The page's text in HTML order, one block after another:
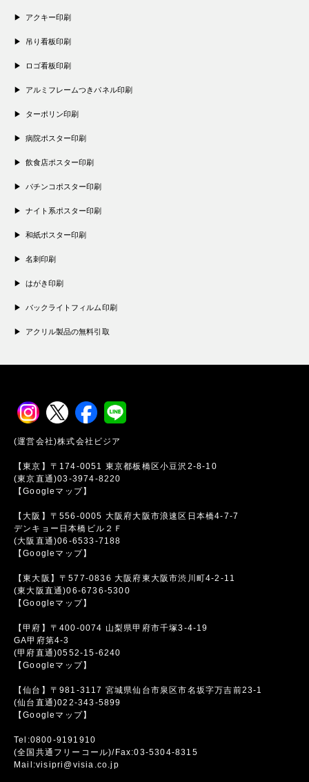
アクキー印刷
吊り看板印刷
ロゴ看板印刷
アルミフレームつきパネル印刷
ターポリン印刷
病院ポスター印刷
飲食店ポスター印刷
パチンコポスター印刷
ナイト系ポスター印刷
和紙ポスター印刷
名刺印刷
はがき印刷
バックライトフィルム印刷
アクリル製品の無料引取
(運営会社)株式会社ビジア
【東京】〒174-0051 東京都板橋区小豆沢2-8-10
(東京直通)03-3974-8220
【Googleマップ】
【大阪】〒556-0005 大阪府大阪市浪速区日本橋4-7-7
デンキョー日本橋ビル２Ｆ
(大阪直通)06-6533-7188
【Googleマップ】
【東大阪】〒577-0836 大阪府東大阪市渋川町4-2-11
(東大阪直通)06-6736-5300
【Googleマップ】
【甲府】〒400-0074 山梨県甲府市千塚3-4-19
GA甲府第4-3
(甲府直通)0552-15-6240
【Googleマップ】
【仙台】〒981-3117 宮城県仙台市泉区市名坂字万吉前23-1
(仙台直通)022-343-5899
【Googleマップ】
Tel:0800-9191910
(全国共通フリーコール)/Fax:03-5304-8315
Mail:visipri@visia.co.jp